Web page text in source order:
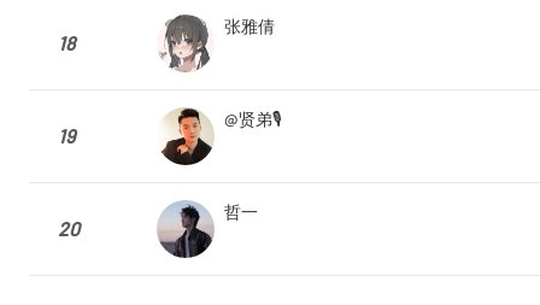
18
张雅倩
19
@贤弟🎙️
20
哲一